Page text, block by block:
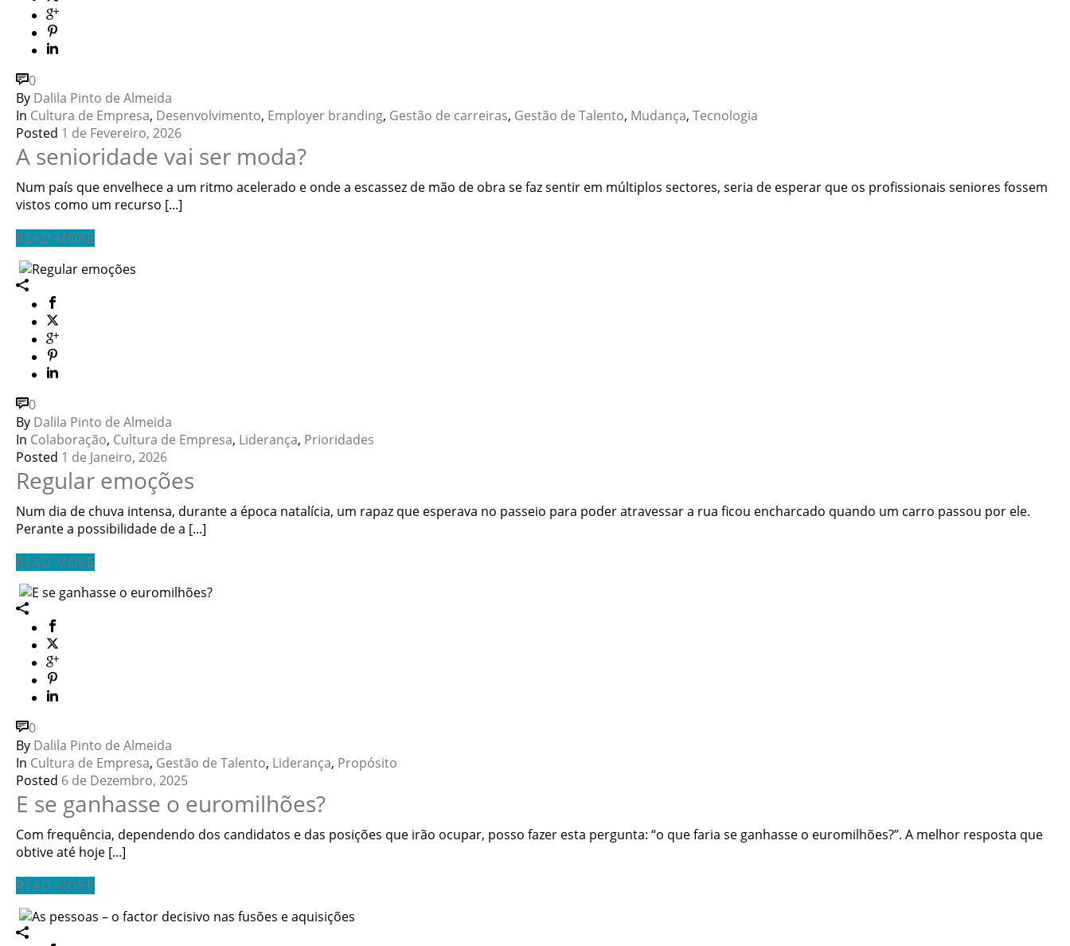
0
By Dalila Pinto de Almeida
In Cultura de Empresa, Desenvolvimento, Employer branding, Gestão de carreiras, Gestão de Talento, Mudança, Tecnologia
Posted 1 de Fevereiro, 2026
A senioridade vai ser moda?
Num país que envelhece a um ritmo acelerado e onde a escassez de mão de obra se faz sentir em múltiplos sectores, seria de esperar que os profissionais seniores fossem
vistos como um recurso [...]
READ MORE
0
By Dalila Pinto de Almeida
In Colaboração, Cultura de Empresa, Liderança, Prioridades
Posted 1 de Janeiro, 2026
Regular emoções
Num dia de chuva intensa, durante a época natalícia, um rapaz que esperava no passeio para poder atravessar a rua ficou encharcado quando um carro passou por ele.
Perante a possibilidade de a [...]
READ MORE
0
By Dalila Pinto de Almeida
In Cultura de Empresa, Gestão de Talento, Liderança, Propósito
Posted 6 de Dezembro, 2025
E se ganhasse o euromilhões?
Com frequência, dependendo dos candidatos e das posições que irão ocupar, posso fazer esta pergunta: “o que faria se ganhasse o euromilhões?”. A melhor resposta que
obtive até hoje [...]
READ MORE